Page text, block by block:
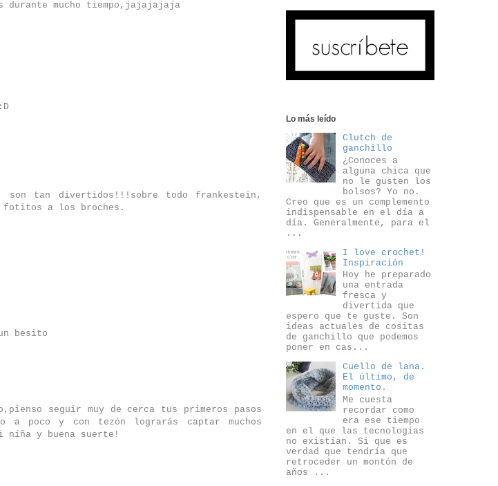
durante mucho tiempo,jajajajaja
son tan divertidos!!!sobre todo frankestein,
a los broches.
besito
seguir muy de cerca tus primeros pasos
a poco y con tezón lograrás captar muchos
y buena suerte!
Lo más leído
Clutch de
ganchillo
¿Conoces a
alguna chica que
no le gusten los
bolsos? Yo no.
Creo que es un complemento
indispensable en el día a
día. Generalmente, para el
...
I love crochet!
Inspiración
Hoy he preparado
una entrada
fresca y
divertida que
espero que te guste. Son
ideas actuales de cositas
de ganchillo que podemos
poner en cas...
Cuello de lana.
El último, de
momento.
Me cuesta
recordar como
era ese tiempo
en el que las tecnologías
no existían. Si que es
verdad que tendría que
retroceder un montón de
años ...